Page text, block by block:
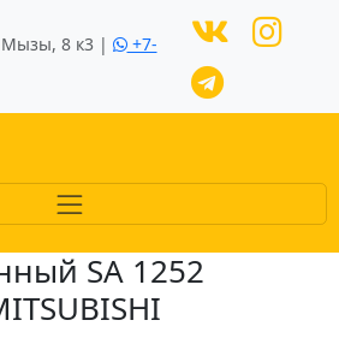
Мызы, 8 к3 |
+7-
SA 1252